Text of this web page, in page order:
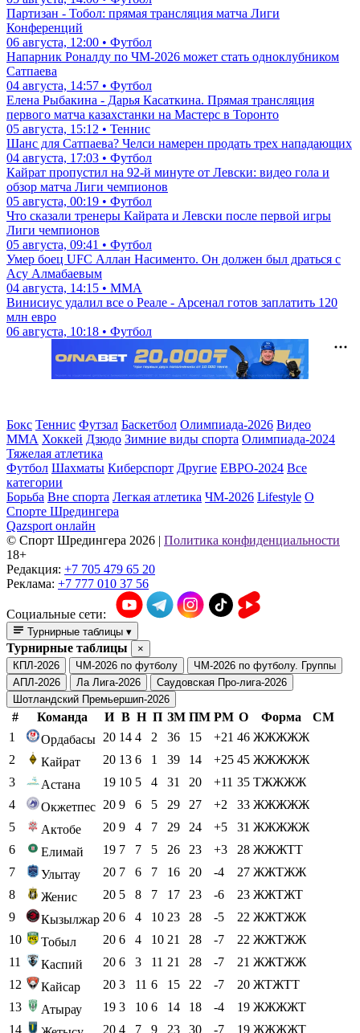
Партизан - Тобол: прямая трансляция матча Лиги
Конференций
06 августа, 12:00 • Футбол
Напарник Роналду по ЧМ-2026 может стать одноклубником
Сатпаева
04 августа, 14:57 • Футбол
Елена Рыбакина - Дарья Касаткина. Прямая трансляция
первого матча казахстанки на Мастерс в Торонто
05 августа, 15:12 • Теннис
Шанс для Сатпаева? Челси намерен продать трех нападающих
04 августа, 17:03 • Футбол
Кайрат пропустил на 92-й минуте от Левски: видео гола и
обзор матча Лиги чемпионов
05 августа, 00:19 • Футбол
Что сказали тренеры Кайрата и Левски после первой игры
Лиги чемпионов
05 августа, 09:41 • Футбол
Умер боец UFC Аллан Насименто. Он должен был драться с
Асу Алмабаевым
04 августа, 14:15 • ММА
Винисиус удалил все о Реале - Арсенал готов заплатить 120
млн евро
06 августа, 10:18 • Футбол
Бокс Теннис Футзал Баскетбол Олимпиада-2026 Видео
ММА Хоккей Дзюдо Зимние виды спорта Олимпиада-2024
Тяжелая атлетика
Футбол Шахматы Киберспорт Другие ЕВРО-2024 Все
категории
Борьба Вне спорта Легкая атлетика ЧМ-2026 Lifestyle О
Спорте Шредингера
Qazsport онлайн
© Cпорт Шредингера 2026 | Политика конфиденциальности
18+
Редакция: +7 705 479 65 20
Реклама: +7 777 010 37 56
Социальные сети:
Турнирные таблицы ▾
Турнирные таблицы
×
КПЛ-2026
ЧМ-2026 по футболу
ЧМ-2026 по футболу. Группы
АПЛ-2026
Ла Лига-2026
Саудовская Про-лига-2026
Шотландский Премьершип-2026
# Команда И В Н П ЗМ ПМ РМ О Форма
СМ
1
Ордабасы 20 14 4 2 36 15 +21 46 ЖЖЖЖЖ
2
Кайрат 20 13 6 1 39 14 +25 45 ЖЖЖЖЖ
3
Астана 19 10 5 4 31 20 +11 35 ТЖЖЖЖ
4
Окжетпес 20 9 6 5 29 27 +2 33 ЖЖЖЖЖ
5
Актобе 20 9 4 7 29 24 +5 31 ЖЖЖЖЖ
6
Елимай 19 7 7 5 26 23 +3 28 ЖЖЖТТ
7
Улытау 20 7 6 7 16 20 -4 27 ЖЖТЖЖ
8
Женис 20 5 8 7 17 23 -6 23 ЖЖТЖТ
9
Кызылжар 20 6 4 10 23 28 -5 22 ЖЖТЖЖ
10
Тобыл 20 6 4 10 21 28 -7 22 ЖЖТЖЖ
11
Каспий 20 6 3 11 21 28 -7 21 ЖЖТЖЖ
12
Кайсар 20 3 11 6 15 22 -7 20 ЖТЖТТ
13
Атырау 19 3 10 6 14 18 -4 19 ЖЖЖЖТ
14
20 4 7 9 23 30 -7 19 ЖЖЖЖТ